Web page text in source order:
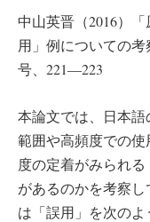
中山英晋（2016）
用」例についての
号、221―223
本論文では、日本
範囲や高頻度での
度の定着がみられ
があるのかを考察
は「誤用」を次のよ